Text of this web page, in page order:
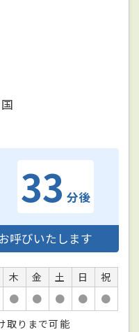
33 分後
呼びいたします
木 金 土 日
祝
● ● ● ●
●
取りまで可能